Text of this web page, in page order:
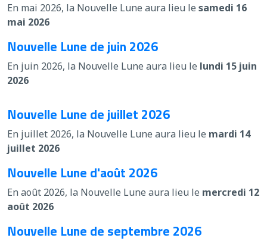
En mai 2026, la Nouvelle Lune aura lieu le samedi 16
mai 2026
Nouvelle Lune de juin 2026
En juin 2026, la Nouvelle Lune aura lieu le lundi 15 juin
2026
Nouvelle Lune de juillet 2026
En juillet 2026, la Nouvelle Lune aura lieu le mardi 14
juillet 2026
Nouvelle Lune d'août 2026
En août 2026, la Nouvelle Lune aura lieu le mercredi 12
août 2026
Nouvelle Lune de septembre 2026